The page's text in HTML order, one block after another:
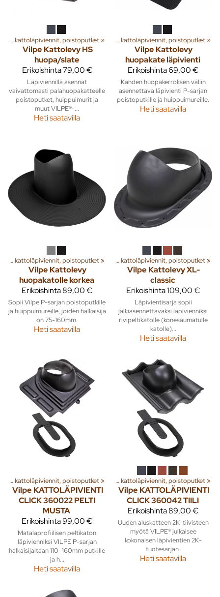
Huippuimurit, kattoläpiviennit, poistoputket‪»
Vilpe Kattolevy HS
huopa/slate
Erikoishinta79,00 €
Läpiviennillä asennat
vaivattomasti palahuopakatteelle
poistoputket, huippuimurit ja
muut VILPE®-...
Heti saatavilla
Rakenna ‪» Ilmanvaihto‪» Huippuimurit, kattoläpiviennit, poistoputket‪»
Vilpe Kattolevy
huopakate läpivienti
Erikoishinta69,00 €
Kahden huopakerroksen väliin
asennettava läpivienti P-sarjan
poistoputkille ja huippuimureille.
Heti saatavilla
Huippuimurit, kattoläpiviennit, poistoputket‪»
Vilpe Kattolevy
huopakatolle korkea
Erikoishinta89,00 €
Sopii Vilpe P-sarjan poistoputkille
ja huippuimureille, joiden halkaisija
on 75-160mm.
Heti saatavilla
Rakenna ‪» Ilmanvaihto‪» Huippuimurit, kattoläpiviennit, poistoputket‪»
Vilpe Kattolevy XL-
classic
Erikoishinta109,00 €
Läpivientisarja sopii
jälkiasennettavaksi läpivienniksi
rivipeltikatolle (konesaumatulle
katolle)...
Heti saatavilla
Huippuimurit, kattoläpiviennit, poistoputket‪»
Vilpe KATTOLÄPIVIENTI
CLICK 360022 PELTI
MUSTA
Erikoishinta99,00 €
Matalaprofiilisen peltikaton
läpivienniksi VILPE P-sarjan
halkaisijaltaan 110–160mm putkille
ja h...
Heti saatavilla
Rakenna ‪» Ilmanvaihto‪» Huippuimurit, kattoläpiviennit, poistoputket‪»
Vilpe KATTOLÄPIVIENTI
CLICK 360042 TIILI
Erikoishinta89,00 €
Uuden aluskatteen 2K-tiivisteen
myötä VILPE® julkaisee
kokonaisen läpivientien 2K-
tuotesarjan.
Heti saatavilla